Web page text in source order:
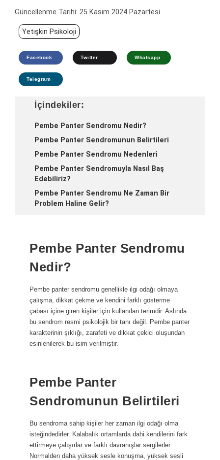
Güncellenme Tarihi: 25 Kasım 2024 Pazartesi
Yetişkin Psikoloji
Facebook Twitter Whatsapp
Telegram
İçindekiler:
Pembe Panter Sendromu Nedir?
Pembe Panter Sendromunun Belirtileri
Pembe Panter Sendromu Nedenleri
Pembe Panter Sendromuyla Nasıl Baş
Edebiliriz?
Pembe Panter Sendromu Ne Zaman Bir
Problem Haline Gelir?
Pembe Panter Sendromu
Nedir?
Pembe panter sendromu genellikle ilgi odağı olmaya
çalışma, dikkat çekme ve kendini farklı gösterme
çabası içine giren kişiler için kullanılan terimdir. Aslında
bu sendrom resmi psikolojik bir tanı değil. Pembe panter
karakterinin şıklığı, zarafeti ve dikkat çekici oluşundan
esinlenilerek bu isim verilmiştir.
Pembe Panter
Sendromunun Belirtileri
Bu sendroma sahip kişiler her zaman ilgi odağı olma
isteğindedirler. Kalabalık ortamlarda dahi kendilerini fark
ettirmeye çalışırlar ve farklı davranışlar sergilerler.
Normalden daha yüksek sesle konuşma, yüksek sesli